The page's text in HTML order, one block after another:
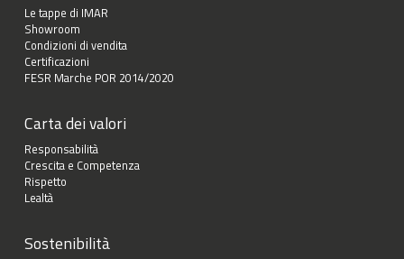
Le tappe di IMAR
Showroom
Condizioni di vendita
Certificazioni
FESR Marche POR 2014/2020
Carta dei valori
Responsabilità
Crescita e Competenza
Rispetto
Lealtà
Sostenibilità